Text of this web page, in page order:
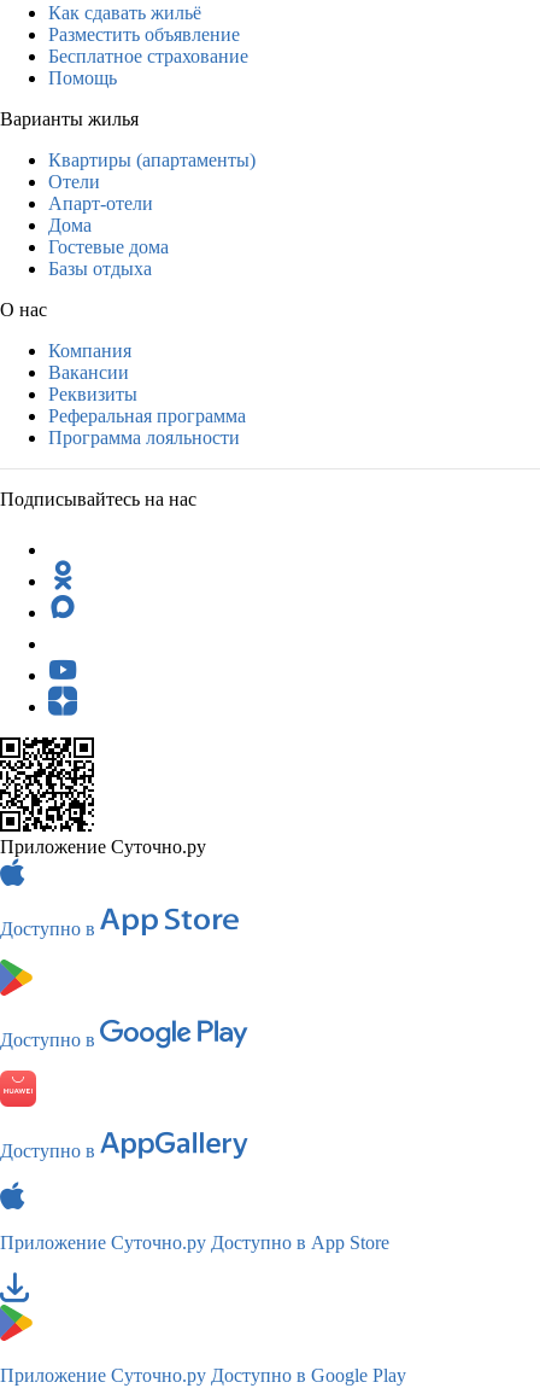
Как сдавать жильё
Разместить объявление
Бесплатное страхование
Помощь
Варианты жилья
Квартиры (апартаменты)
Отели
Апарт-отели
Дома
Гостевые дома
Базы отдыха
О нас
Компания
Вакансии
Реквизиты
Реферальная программа
Программа лояльности
Подписывайтесь на нас
Приложение Суточно.ру
Доступно в
Доступно в
Доступно в
Приложение Суточно.ру Доступно в App Store
Приложение Суточно.ру Доступно в Google Play